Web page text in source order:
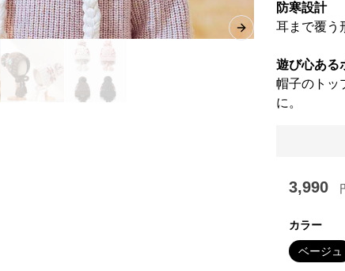
Next slide
防寒設計
耳まで覆う
遊び心ある
帽子のトッ
に。
3,990
カラー
ベージュ